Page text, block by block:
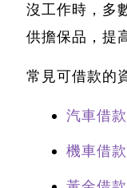
沒工作時，多
供擔保品，提
常見可借款的
汽車借款
機車借款